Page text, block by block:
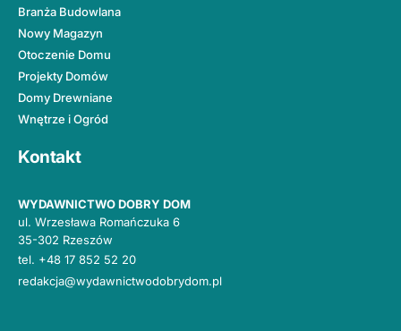
Branża Budowlana
Nowy Magazyn
Otoczenie Domu
Projekty Domów
Domy Drewniane
Wnętrze i Ogród
Kontakt
WYDAWNICTWO DOBRY DOM
ul. Wrzesława Romańczuka 6
35-302 Rzeszów
tel. +48 17 852 52 20
redakcja@wydawnictwodobrydom.pl